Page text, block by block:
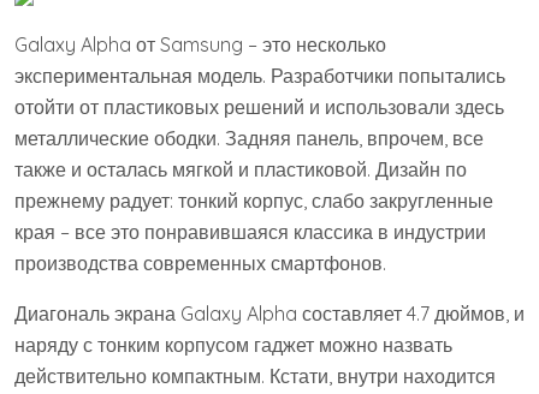
Galaxy Alpha от Samsung – это несколько
экспериментальная модель. Разработчики попытались
отойти от пластиковых решений и использовали здесь
металлические ободки. Задняя панель, впрочем, все
также и осталась мягкой и пластиковой. Дизайн по
прежнему радует: тонкий корпус, слабо закругленные
края – все это понравившаяся классика в индустрии
производства современных смартфонов.
Диагональ экрана Galaxy Alpha составляет 4.7 дюймов, и
наряду с тонким корпусом гаджет можно назвать
действительно компактным. Кстати, внутри находится